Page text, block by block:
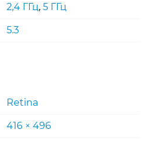
2,4 ГГц, 5 ГГц
5.3
Retina
416 × 496